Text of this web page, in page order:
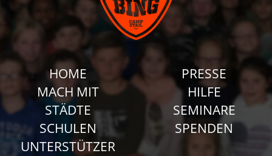
HOME
MACH MIT
STÄDTE
SCHULEN
UNTERSTÜTZER
PRESSE
HILFE
SEMINARE
SPENDEN